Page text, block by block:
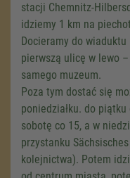
stacji Chemnitz-
idziemy 1 km na
Docieramy do
pierwszą ulicę w lewo
samego muzeum.
Poza tym dostać się
poniedziałku. do
sobotę co 15, a w
przystanku
kolejnictwa). Potem